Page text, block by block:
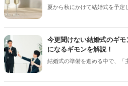
夏から秋にかけて結婚式を予定
のが台風の影響。 結婚式は予
むケースも少なくありません＊ 今回は、台風が近づいているときに二
次会を開催するか判断するポ
をご紹介します＊
今更聞けない結婚式のギ
になるギモンを解説！
結婚式の準備を進める中で、「
がある人は多いのではないで